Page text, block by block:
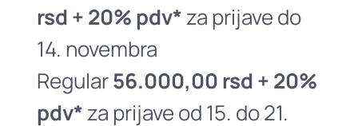
rsd + 20% pdv*za prijave do
14. novembra
Regular56.000,00 rsd + 20%
pdv*za prijave od 15. do 21.